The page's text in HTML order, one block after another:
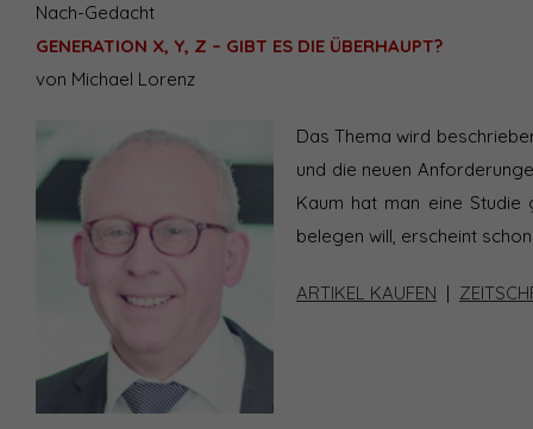
Nach-Gedacht
GENERATION X, Y, Z – GIBT ES DIE ÜBERHAUPT?
von Michael Lorenz
Das Thema wird
und die neuen
Kaum hat man eine Studie
belegen will, erscheint
ARTIKEL KAUFEN